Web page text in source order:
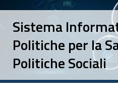
Sistema
Politiche per la
Politiche Sociali